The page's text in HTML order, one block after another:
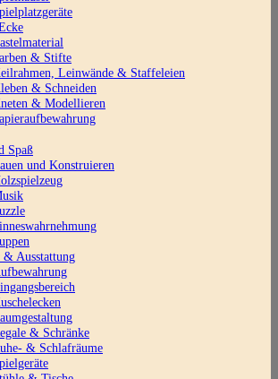
& Stifte
Leinwände & Staffeleien
& Schneiden
& Modellieren
Spaß
und Konstruieren
Ausstattung
& Schränke
& Schlafräume